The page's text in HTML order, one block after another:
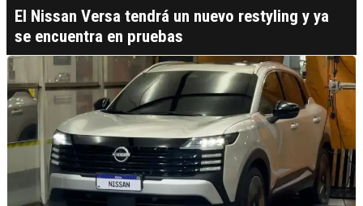
El Nissan Versa tendrá un nuevo restyling y ya
se encuentra en pruebas